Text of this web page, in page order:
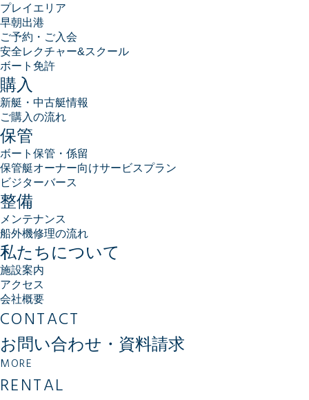
プレイエリア
早朝出港
ご予約・ご入会
安全レクチャー&スクール
ボート免許
購入
新艇・中古艇情報
ご購入の流れ
保管
ボート保管・係留
保管艇オーナー向けサービスプラン
ビジターバース
整備
メンテナンス
船外機修理の流れ
私たちについて
施設案内
アクセス
会社概要
CONTACT
お問い合わせ・資料請求
MORE
RENTAL